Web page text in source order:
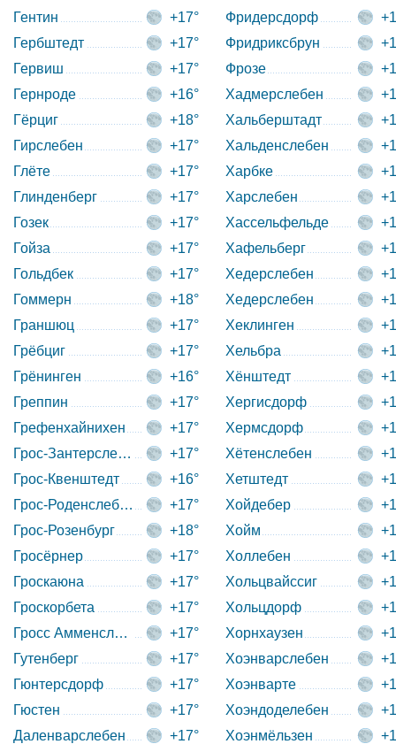
Гентин
+17°
Гербштедт
+17°
Гервиш
+17°
Гернроде
+16°
Гёрциг
+18°
Гирслебен
+17°
Глёте
+17°
Глинденберг
+17°
Гозек
+17°
Гойза
+17°
Гольдбек
+17°
Гоммерн
+18°
Граншюц
+17°
Грёбциг
+17°
Грёнинген
+16°
Греппин
+17°
Грефенхайнихен
+17°
Грос-Зантерслебен
+17°
Грос-Квенштедт
+16°
Грос-Роденслебен
+17°
Грос-Розенбург
+18°
Гросёрнер
+17°
Гроскаюна
+17°
Гроскорбета
+17°
Гросс Амменслебен
+17°
Гутенберг
+17°
Гюнтерсдорф
+17°
Гюстен
+17°
Даленварслебен
+17°
Фридерсдорф
Фридриксбрун
Фрозе
Хадмерслебен
Хальберштадт
Хальденслебен
Харбке
Харслебен
Хассельфельде
Хафельберг
Хедерслебен
Хедерслебен
Хеклинген
Хельбра
Хёнштедт
Хергисдорф
Хермсдорф
Хётенслебен
Хетштедт
Хойдебер
Хойм
Холлебен
Хольцвайссиг
Хольцдорф
Хорнхаузен
Хоэнварслебен
Хоэнварте
Хоэндоделебен
Хоэнмёльзен